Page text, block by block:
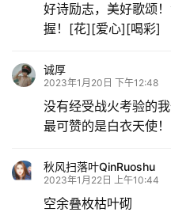
好诗励志，美好歌颂
握！[花][爱心][喝彩]
诚厚
2023年1月20日 下午12:48
没有经受战火考验的
最可赞的是白衣天使
秋风扫落叶QinRuoshu
2023年1月22日 上午10:44
空余叠枚枯叶砌